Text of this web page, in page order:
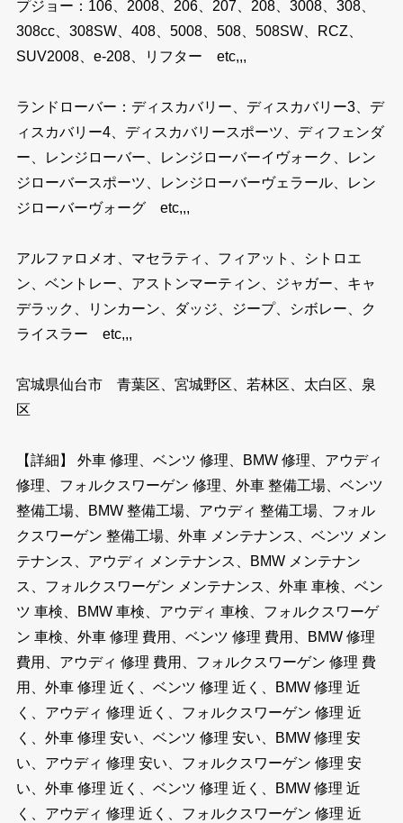
プジョー：106、2008、206、207、208、3008、308、
308cc、308SW、408、5008、508、508SW、RCZ、
SUV2008、e-208、リフター etc,,,
ランドローバー：ディスカバリー、ディスカバリー3、デ
ィスカバリー4、ディスカバリースポーツ、ディフェンダ
ー、レンジローバー、レンジローバーイヴォーク、レン
ジローバースポーツ、レンジローバーヴェラール、レン
ジローバーヴォーグ etc,,,
アルファロメオ、マセラティ、フィアット、シトロエ
ン、ベントレー、アストンマーティン、ジャガー、キャ
デラック、リンカーン、ダッジ、ジープ、シボレー、ク
ライスラー etc,,,
宮城県仙台市 青葉区、宮城野区、若林区、太白区、泉
区
【詳細】 外車 修理、ベンツ 修理、BMW 修理、アウディ
修理、フォルクスワーゲン 修理、外車 整備工場、ベンツ
整備工場、BMW 整備工場、アウディ 整備工場、フォル
クスワーゲン 整備工場、外車 メンテナンス、ベンツ メン
テナンス、アウディ メンテナンス、BMW メンテナン
ス、フォルクスワーゲン メンテナンス、外車 車検、ベン
ツ 車検、BMW 車検、アウディ 車検、フォルクスワーゲ
ン 車検、外車 修理 費用、ベンツ 修理 費用、BMW 修理
費用、アウディ 修理 費用、フォルクスワーゲン 修理 費
用、外車 修理 近く、ベンツ 修理 近く、BMW 修理 近
く、アウディ 修理 近く、フォルクスワーゲン 修理 近
く、外車 修理 安い、ベンツ 修理 安い、BMW 修理 安
い、アウディ 修理 安い、フォルクスワーゲン 修理 安
い、外車 修理 近く、ベンツ 修理 近く、BMW 修理 近
く、アウディ 修理 近く、フォルクスワーゲン 修理 近